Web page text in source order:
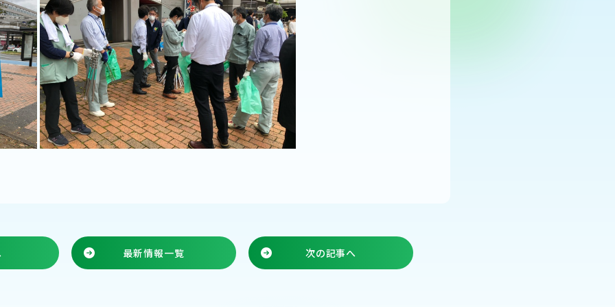
最新情報一覧 次の記事へ